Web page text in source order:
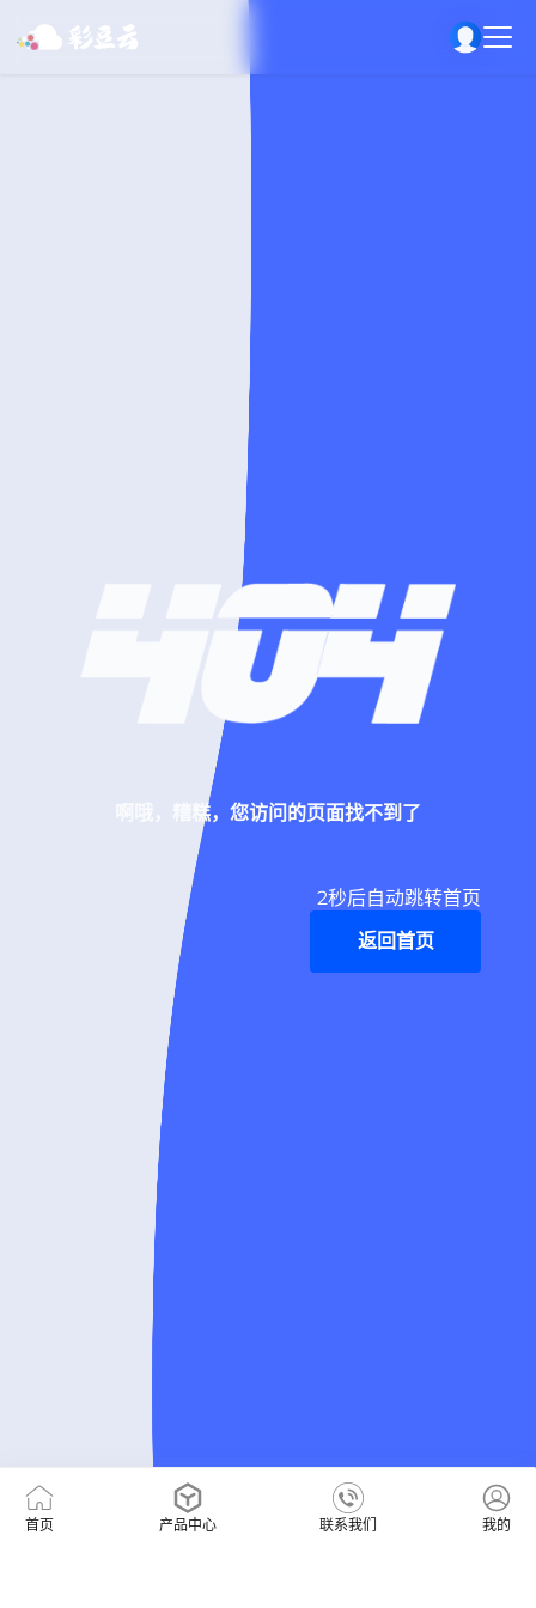
啊哦，糟糕，您访问的页面找不到了
2秒后自动跳转首页
返回首页
首页 产品中心 联系我们 我的